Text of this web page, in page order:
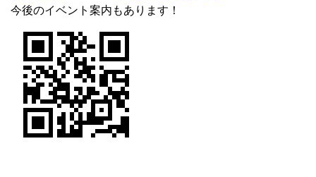
今後のイベント案内もあります！